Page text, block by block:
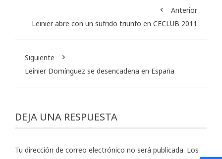
Anterior
Leinier abre con un sufrido triunfo en CECLUB 2011
Siguiente
Leinier Domínguez se desencadena en España
DEJA UNA RESPUESTA
Tu dirección de correo electrónico no será publicada. Los